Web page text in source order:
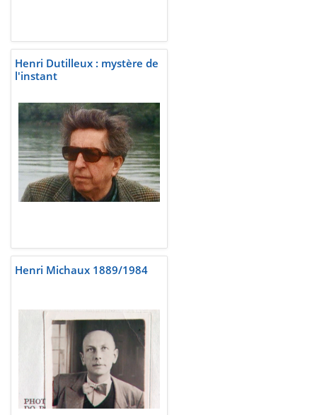
Henri Dutilleux : mystère de
l'instant
Henri Michaux 1889/1984